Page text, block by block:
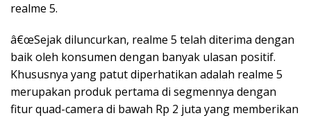
realme 5.
â€œSejak diluncurkan, realme 5 telah diterima dengan
baik oleh konsumen dengan banyak ulasan positif.
Khususnya yang patut diperhatikan adalah realme 5
merupakan produk pertama di segmennya dengan
fitur quad-camera di bawah Rp 2 juta yang memberikan